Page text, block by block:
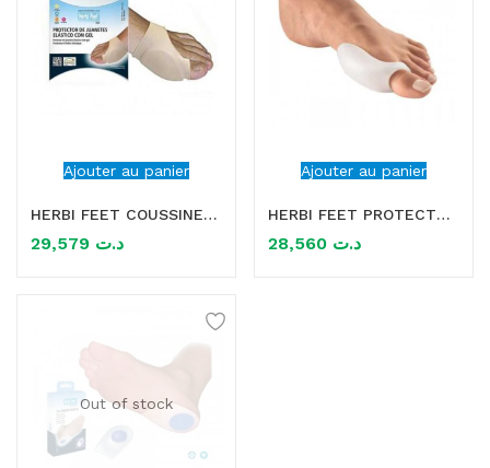
médical)
Ajouter au panier
HERBI FEET COUSSINET DE PROTECTION D’HALLUX VALGUS 6013.5
د.ت
Ajouter au panier
HERBI FEET PROTECTEUR D’HALLUX VALGUS EN SILICONE 6005.5
د.ت
Out of stock